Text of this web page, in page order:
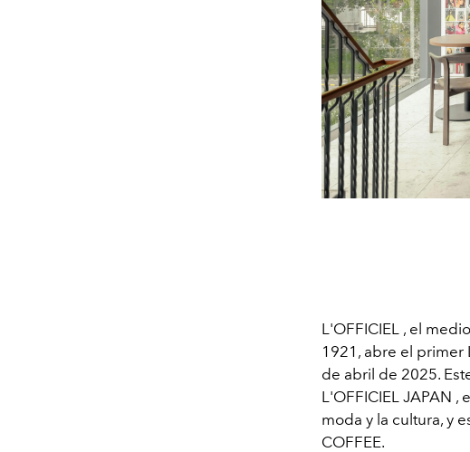
L'OFFICIEL , el
1921, abre el primer
de abril de 2025.
L'OFFICIEL JAPAN ,
moda y la cultura, y
COFFEE.